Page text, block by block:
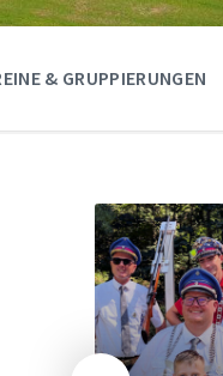
& GRUPPIERUNGEN
Weiter